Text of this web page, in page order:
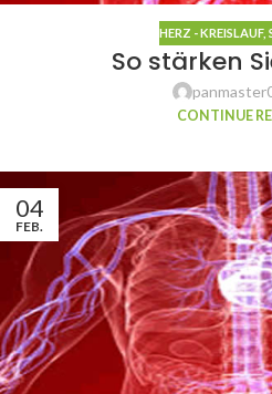
HERZ - KREISLAUF,
So stärken
CONTINUE
04
FEB.